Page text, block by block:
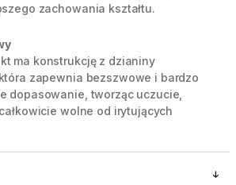
zachowania kształtu.
ma konstrukcję z dzianiny
zapewnia bezszwowe i bardzo
dopasowanie, tworząc uczucie,
wolne od irytujących